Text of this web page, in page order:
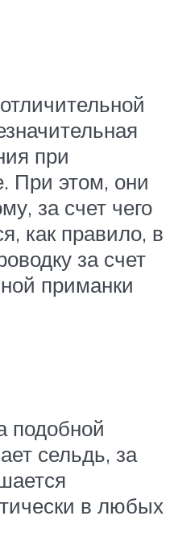
при
При этом, они
за счет чего
как правило, в
за счет
приманки
подобной
сельдь, за
в любых